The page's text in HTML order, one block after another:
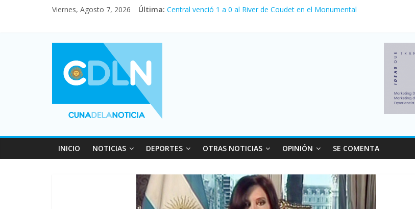
Viernes, Agosto 7, 2026 Última: Central venció 1 a 0 al River de Coudet en el Monumental
Vacaciones de invierno con más movimiento y consumo turístico: 4,6
Fuerte caída de la venta de autos usados en julio: bajó un 12,6% interanual
INICIO NOTICIAS DEPORTES OTRAS NOTICIAS OPINIÓN SE COMENTA